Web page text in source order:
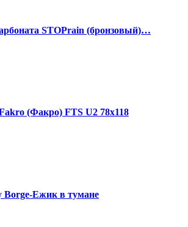
STOPrain (бронзовый)…
(Факро) FTS U2 78х118
Ежик в тумане